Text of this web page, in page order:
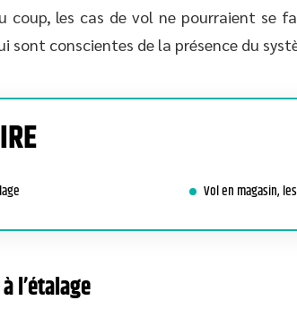
coup, les cas de vol ne pourraient se
sont conscientes de la présence du
Vol en magasin,
l’étalage